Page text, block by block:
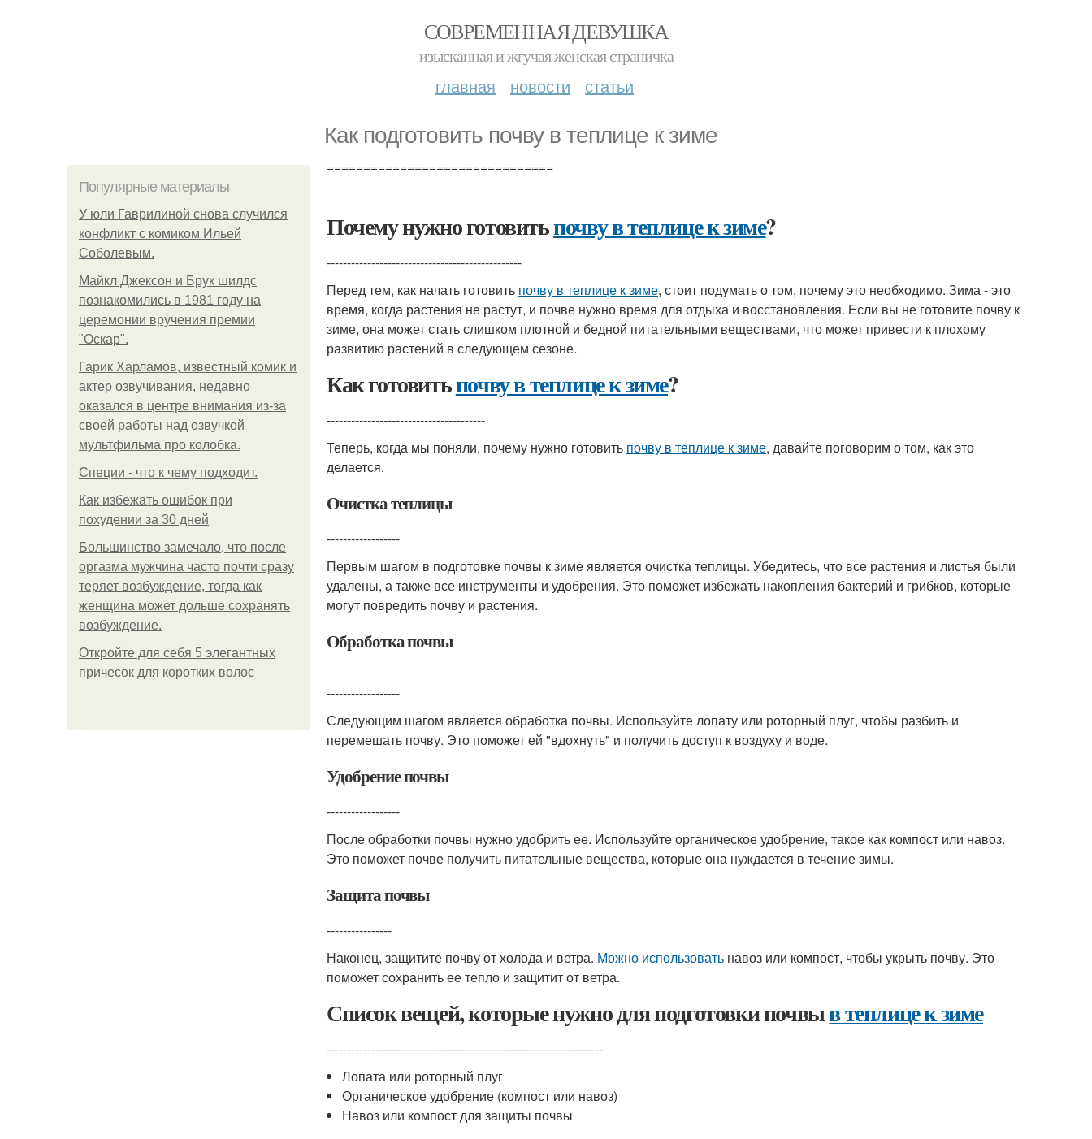
СОВРЕМЕННАЯ ДЕВУШКА
изысканная и жгучая женская страничка
главная новости статьи
Как подготовить почву в теплице к зиме
Популярные материалы
У юли Гаврилиной снова случился
конфликт с комиком Ильей
Соболевым.
Майкл Джексон и Брук шилдс
познакомились в 1981 году на
церемонии вручения премии
"Оскар".
Гарик Харламов, известный комик и
актер озвучивания, недавно
оказался в центре внимания из-за
своей работы над озвучкой
мультфильма про колобка.
Специи - что к чему подходит.
Как избежать ошибок при
похудении за 30 дней
Большинство замечало, что после
оргазма мужчина часто почти сразу
теряет возбуждение, тогда как
женщина может дольше сохранять
возбуждение.
Откройте для себя 5 элегантных
причесок для коротких волос
===============================
Почему нужно готовитьпочву в теплице к зиме?
------------------------------------------------
Перед тем, как начать готовить почву в теплице к зиме, стоит подумать о том, почему это необходимо. Зима - это
время, когда растения не растут, и почве нужно время для отдыха и восстановления. Если вы не готовите почву к
зиме, она может стать слишком плотной и бедной питательными веществами, что может привести к плохому
развитию растений в следующем сезоне.
Как готовитьпочву в теплице к зиме?
---------------------------------------
Теперь, когда мы поняли, почему нужно готовить почву в теплице к зиме, давайте поговорим о том, как это
делается.
Очистка теплицы
------------------
Первым шагом в подготовке почвы к зиме является очистка теплицы. Убедитесь, что все растения и листья были
удалены, а также все инструменты и удобрения. Это поможет избежать накопления бактерий и грибков, которые
могут повредить почву и растения.
Обработка почвы
------------------
Следующим шагом является обработка почвы. Используйте лопату или роторный плуг, чтобы разбить и
перемешать почву. Это поможет ей "вдохнуть" и получить доступ к воздуху и воде.
Удобрение почвы
------------------
После обработки почвы нужно удобрить ее. Используйте органическое удобрение, такое как компост или навоз.
Это поможет почве получить питательные вещества, которые она нуждается в течение зимы.
Защита почвы
----------------
Наконец, защитите почву от холода и ветра. Можно использовать навоз или компост, чтобы укрыть почву. Это
поможет сохранить ее тепло и защитит от ветра.
Список вещей, которые нужно для подготовки почвыв теплице к зиме
--------------------------------------------------------------------
Лопата или роторный плуг
Органическое удобрение (компост или навоз)
Навоз или компост для защиты почвы